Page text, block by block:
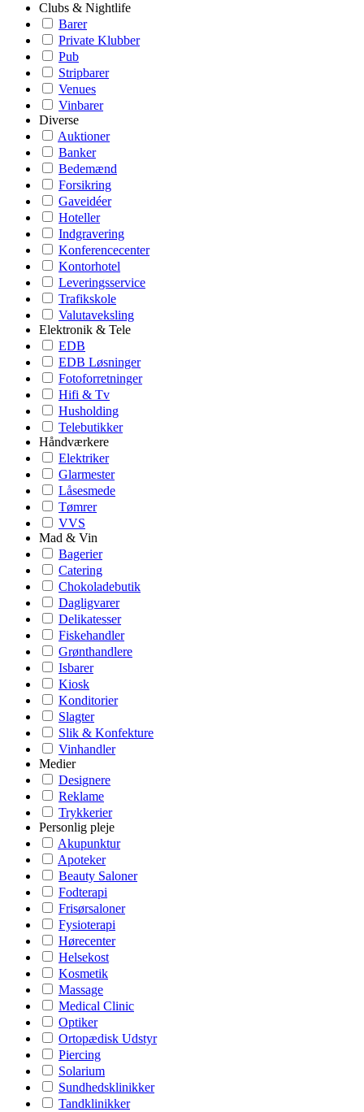
Clubs & Nightlife
Barer
Private Klubber
Pub
Stripbarer
Venues
Vinbarer
Diverse
Auktioner
Banker
Bedemænd
Forsikring
Gaveidéer
Hoteller
Indgravering
Konferencecenter
Kontorhotel
Leveringsservice
Trafikskole
Valutaveksling
Elektronik & Tele
EDB
EDB Løsninger
Fotoforretninger
Hifi & Tv
Husholding
Telebutikker
Håndværkere
Elektriker
Glarmester
Låsesmede
Tømrer
VVS
Mad & Vin
Bagerier
Catering
Chokoladebutik
Dagligvarer
Delikatesser
Fiskehandler
Grønthandlere
Isbarer
Kiosk
Konditorier
Slagter
Slik & Konfekture
Vinhandler
Medier
Designere
Reklame
Trykkerier
Personlig pleje
Akupunktur
Apoteker
Beauty Saloner
Fodterapi
Frisørsaloner
Fysioterapi
Hørecenter
Helsekost
Kosmetik
Massage
Medical Clinic
Optiker
Ortopædisk Udstyr
Piercing
Solarium
Sundhedsklinikker
Tandklinikker